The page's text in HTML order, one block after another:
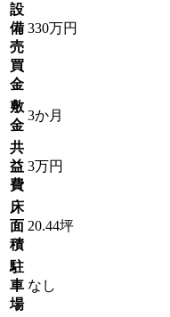
設
備
売
買
金
330万円
敷
金
3か月
共
益
費
3万円
床
面
積
20.44坪
駐
車
場
なし